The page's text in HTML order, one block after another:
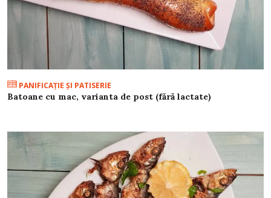
PANIFICAŢIE ŞI PATISERIE
Batoane cu mac, varianta de post (fără lactate)